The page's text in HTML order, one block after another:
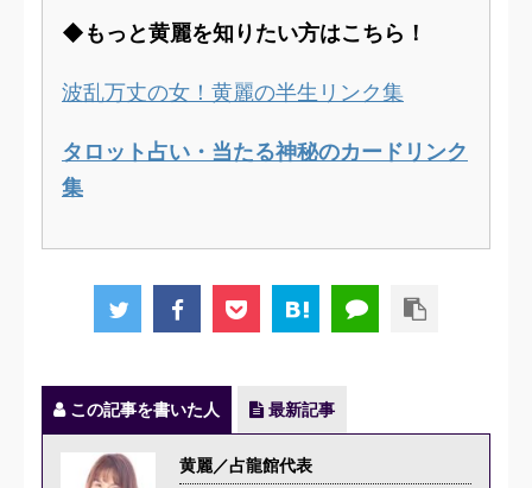
◆もっと黄麗を知りたい方はこちら！
波乱万丈の女！黄麗の半生リンク集
タロット占い・当たる神秘のカードリンク
集
この記事を書いた人 最新記事
黄麗／占龍館代表